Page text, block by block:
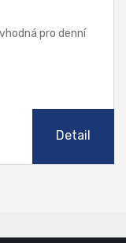
pro denní
Detail